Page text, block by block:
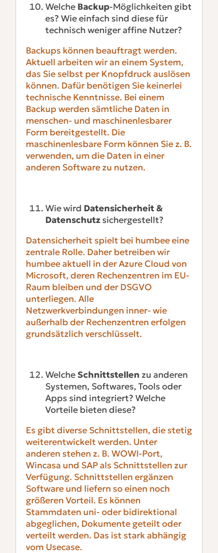
Welche Backup-Möglichkeiten gibt
es? Wie einfach sind diese für
technisch weniger affine Nutzer?
Backups können beauftragt werden.
Aktuell arbeiten wir an einem System,
das Sie selbst per Knopfdruck auslösen
können. Dafür benötigen Sie keinerlei
technische Kenntnisse. Bei einem
Backup werden sämtliche Daten in
menschen- und maschinenlesbarer
Form bereitgestellt. Die
maschinenlesbare Form können Sie z. B.
verwenden, um die Daten in einer
anderen Software zu nutzen.
Wie wird Datensicherheit &
Datenschutz sichergestellt?
Datensicherheit spielt bei humbee eine
zentrale Rolle. Daher betreiben wir
humbee aktuell in der Azure Cloud von
Microsoft, deren Rechenzentren im EU-
Raum bleiben und der DSGVO
unterliegen. Alle
Netzwerkverbindungen inner- wie
außerhalb der Rechenzentren erfolgen
grundsätzlich verschlüsselt.
Welche Schnittstellen zu anderen
Systemen, Softwares, Tools oder
Apps sind integriert? Welche
Vorteile bieten diese?
Es gibt diverse Schnittstellen, die stetig
weiterentwickelt werden. Unter
anderen stehen z. B. WOWI-Port,
Wincasa und SAP als Schnittstellen zur
Verfügung. Schnittstellen ergänzen
Software und liefern so einen noch
größeren Vorteil. Es können
Stammdaten uni- oder bidirektional
abgeglichen, Dokumente geteilt oder
verteilt werden. Das ist stark abhängig
vom Usecase.